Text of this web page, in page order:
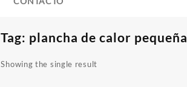
Tag: plancha de calor pequeña
Showing the single result